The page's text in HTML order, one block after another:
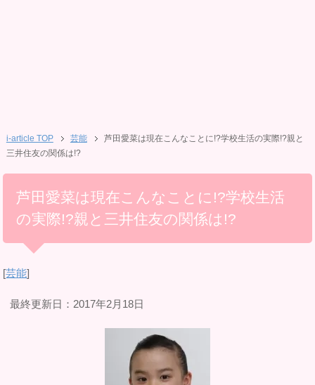
i-article TOP 芸能
芦田愛菜は現在こんなことに!?学校生活の実際!?親と
三井住友の関係は!?
芦田愛菜は現在こんなことに!?学校生活
の実際!?親と三井住友の関係は!?
[芸能]
最終更新日：2017年2月18日